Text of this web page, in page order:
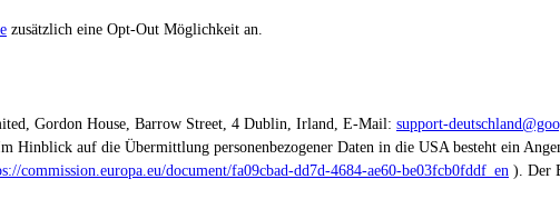
zusätzlich eine Opt-Out Möglichkeit an.
Gordon House, Barrow Street, 4 Dublin, Irland, E-Mail: support-
auf die Übermittlung personenbezogener Daten in die USA besteht ein
commission.europa.eu/document/fa09cbad-dd7d-4684-ae60-be03fcb0fddf_en ). Der